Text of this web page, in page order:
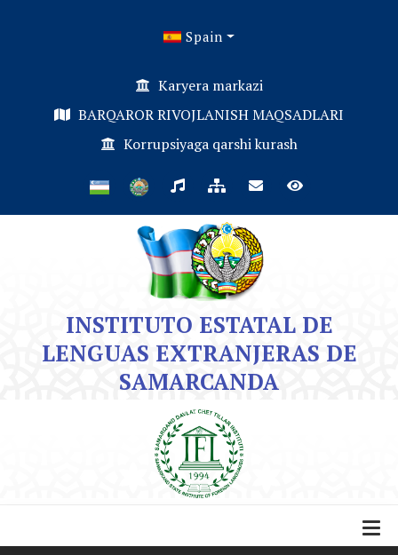
Spain
Karyera markazi
BARQAROR RIVOJLANISH MAQSADLARI
Korrupsiyaga qarshi kurash
INSTITUTO ESTATAL DE
LENGUAS EXTRANJERAS DE
SAMARCANDA